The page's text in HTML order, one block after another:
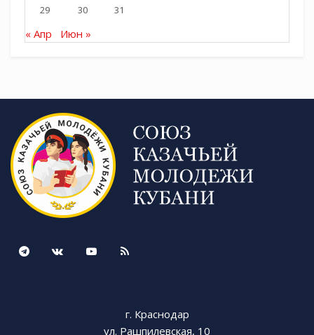
29 30 31
« Апр Июн »
г. Краснодар
ул. Рашпилевская, 10